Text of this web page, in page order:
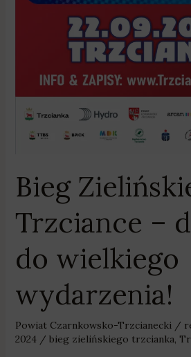
Bieg
Trzciance –
do wielkiego
wydarzenia!
Powiat Czarnkowsko-Trzcianecki/
2024 / bieg zielińskiego trzcianka,